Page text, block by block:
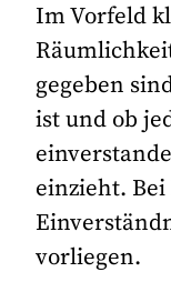
Im Vorfeld
gegeben
ist und ob
einzieht.
vorliegen.